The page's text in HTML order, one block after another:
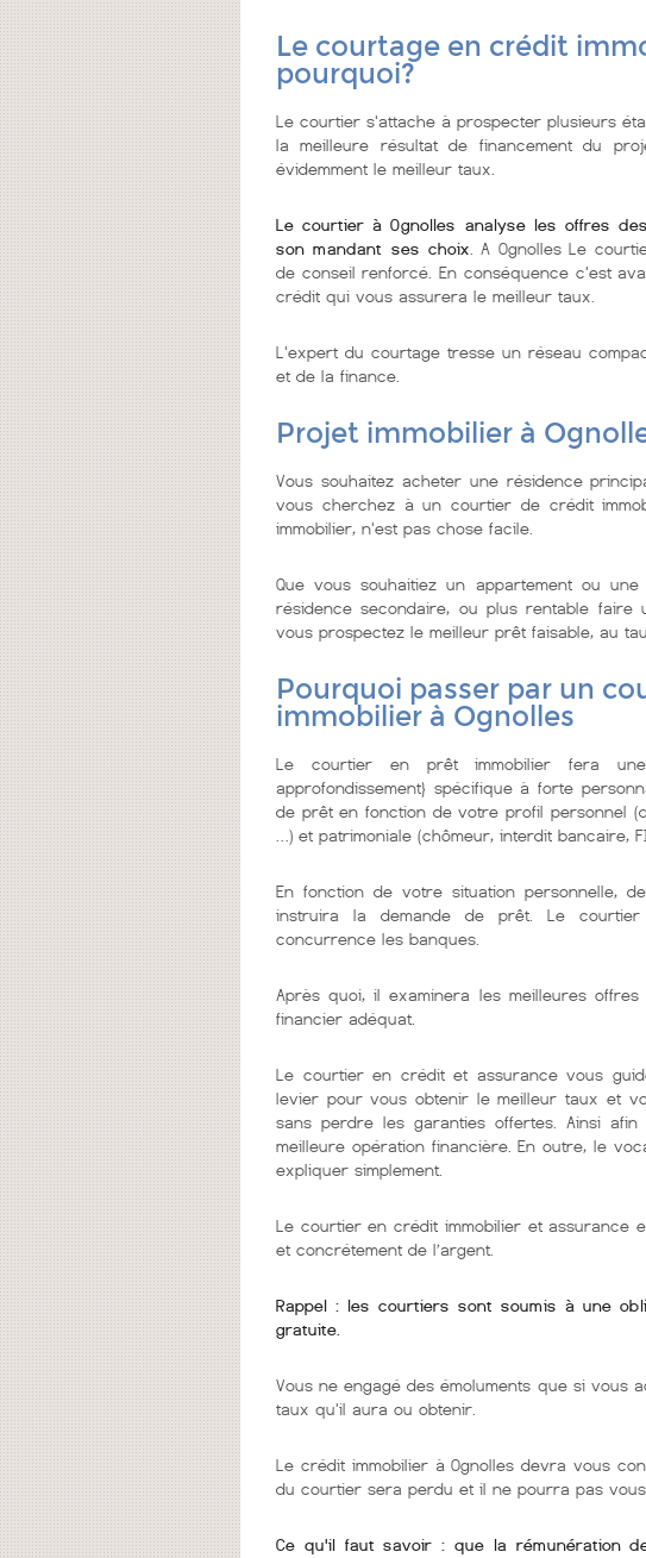
Le courtage en crédit
pourquoi?
Le courtier s'attache à prospecter plusieurs
la meilleure résultat de financement du
évidemment le meilleur taux.
Le courtier à Ognolles analyse les offres
son mandant ses choix . A Ognolles Le
de conseil renforcé. En conséquence c'est
crédit qui vous assurera le meilleur taux.
L'expert du courtage tresse un réseau
et de la finance.
Projet immobilier à
Vous souhaitez acheter une résidence
vous cherchez à un courtier de crédit
immobilier, n'est pas chose facile.
Que vous souhaitiez un appartement ou
résidence secondaire, ou plus rentable faire
vous prospectez le meilleur prêt faisable, au
Pourquoi passer par un
immobilier à Ognolles
Le courtier en prêt immobilier fera une
approfondissement} spécifique à forte
de prêt en fonction de votre profil personnel
…) et patrimoniale (chômeur, interdit bancaire,
En fonction de votre situation personnelle,
instruira la demande de prêt. Le
concurrence les banques.
Après quoi, il examinera les meilleures
financier adéquat.
Le courtier en crédit et assurance vous
levier pour vous obtenir le meilleur taux et
sans perdre les garanties offertes. Ainsi
meilleure opération financière. En outre, le
expliquer simplement.
Le courtier en crédit immobilier et assurance
et concrétement de l’argent.
Rappel : les courtiers sont soumis à une
gratuite.
Vous ne engagé des émoluments que si vous
taux qu'il aura ou obtenir.
Le crédit immobilier à Ognolles devra vous
du courtier sera perdu et il ne pourra pas
Ce qu'il faut savoir : que la rémunération